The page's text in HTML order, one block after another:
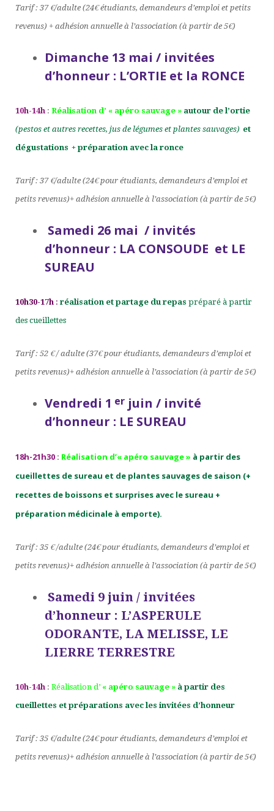
Tarif : 37 €/adulte (24€ étudiants, demandeurs d’emploi et petits
revenus) + adhésion annuelle à l’association (à partir de 5€)
Dimanche 13 mai / invitées
d’honneur : L’ORTIE et la RONCE
10h-14h : Réalisation d’ « apéro sauvage » autour de l’ortie
(pestos et autres recettes, jus de légumes et plantes sauvages) et
dégustations + préparation avec la ronce
Tarif : 37 €/adulte (24€ pour étudiants, demandeurs d’emploi et
petits revenus)+ adhésion annuelle à l’association (à partir de 5€)
Samedi 26 mai / invités
d’honneur : LA CONSOUDE et LE
SUREAU
10h30-17h : réalisation et partage du repas préparé à partir
des cueillettes
Tarif : 52 € / adulte (37€ pour étudiants, demandeurs d’emploi et
petits revenus)+ adhésion annuelle à l’association (à partir de 5€)
Vendredi 1 er juin / invité
d’honneur : LE SUREAU
18h-21h30 : Réalisation d’« apéro sauvage » à partir des
cueillettes de sureau et de plantes sauvages de saison (+
recettes de boissons et surprises avec le sureau +
préparation médicinale à emporte).
Tarif : 35 € /adulte (24€ pour étudiants, demandeurs d’emploi et
petits revenus)+ adhésion annuelle à l’association (à partir de 5€)
Samedi 9 juin / invitées
d’honneur : L’ASPERULE
ODORANTE, LA MELISSE, LE
LIERRE TERRESTRE
10h-14h : Réalisation d’ « apéro sauvage » à partir des
cueillettes et préparations avec les invitées d’honneur
Tarif : 35 €/adulte (24€ pour étudiants, demandeurs d’emploi et
petits revenus)+ adhésion annuelle à l’association (à partir de 5€)